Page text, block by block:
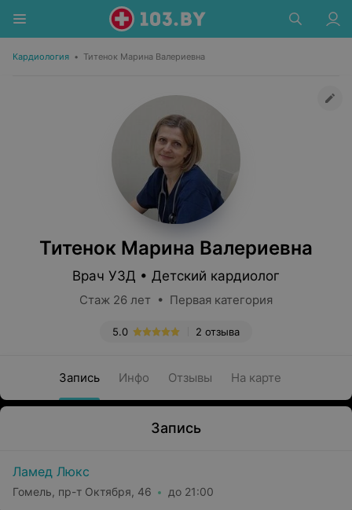
Кардиология • Титенок Марина Валериевна
Титенок Марина Валериевна
Врач УЗД • Детский кардиолог
Стаж 26 лет • Первая категория
2 отзыва
5.0
Запись Инфо Отзывы На карте
Запись
Ламед Люкс
Гомель, пр-т Октября, 46 до 21:00